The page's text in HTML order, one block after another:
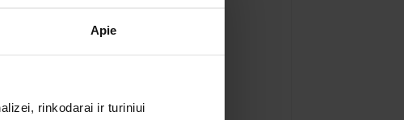
Apie
rinkodarai ir turiniui